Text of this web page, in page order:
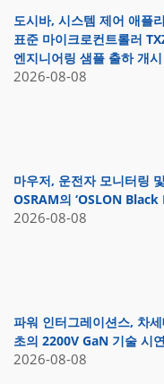
도시바, 시스템 제어 애플
표준 마이크로컨트롤러
엔지니어링 샘플 출하 개시
2026-08-08
마우저, 운전자 모니터링
OSRAM의 ‘OSLON Black
2026-08-08
파워 인터그레이션스, 차
초의 2200V GaN 기술 시연
2026-08-08